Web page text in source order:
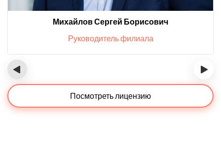
Михайлов Сергей Борисович
Руководитель филиала
‹ ›
Посмотреть лицензию